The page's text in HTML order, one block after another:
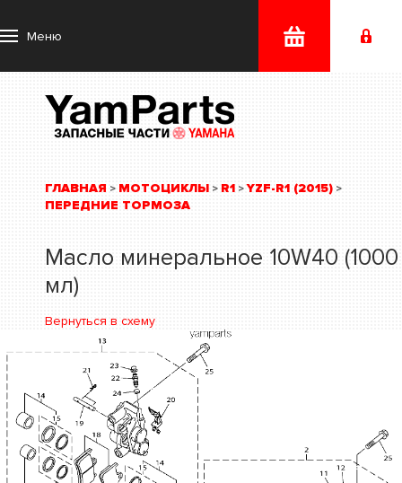
Меню
ГЛАВНАЯ > МОТОЦИКЛЫ > R1 >YZF-R1 (2015) >
ПЕРЕДНИЕ ТОРМОЗА
Масло минеральное 10W40 (1000
мл)
Вернуться в схему